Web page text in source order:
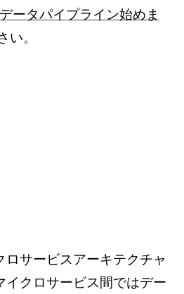
ータパイプライン始めま
い。
ロサービスアーキテクチャ
イクロサービス間ではデー